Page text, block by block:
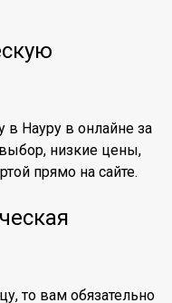
в Науру в онлайне за
низкие цены,
прямо на сайте.
то вам обязательно